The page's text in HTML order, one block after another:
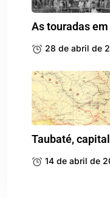
As touradas
28 de abril de
Taubaté,
14 de abril de